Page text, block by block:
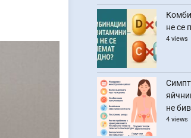
не се
4 views
не
4 views